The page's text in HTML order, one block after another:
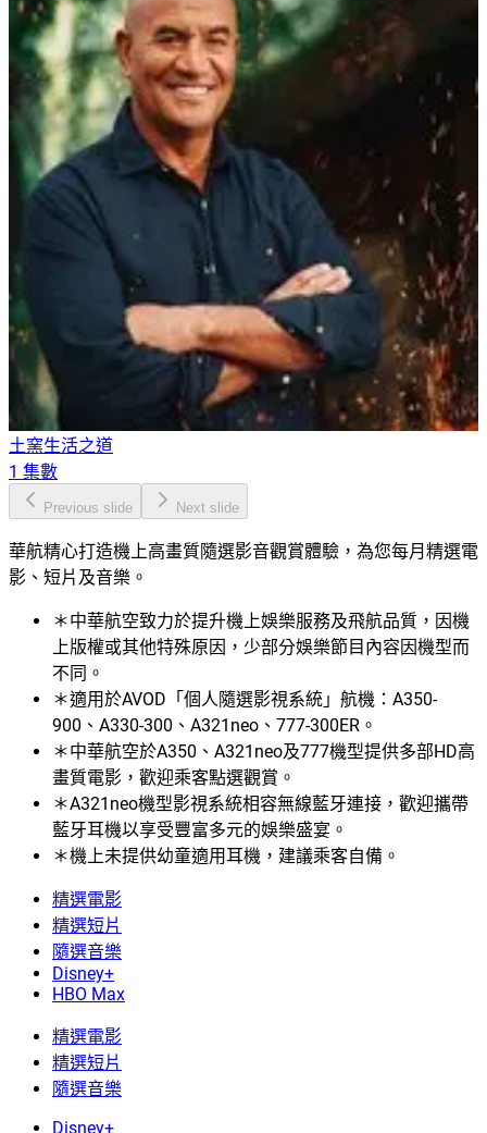
土窯生活之道
1 集數
Previous slide Next slide
華航精心打造機上高畫質隨選影音觀賞體驗，為您每月精選電
影、短片及音樂。
＊中華航空致力於提升機上娛樂服務及飛航品質，因機
上版權或其他特殊原因，少部分娛樂節目內容因機型而
不同。
＊適用於AVOD「個人隨選影視系統」航機：A350-
900、A330-300、A321neo、777-300ER。
＊中華航空於A350、A321neo及777機型提供多部HD高
畫質電影，歡迎乘客點選觀賞。
＊A321neo機型影視系統相容無線藍牙連接，歡迎攜帶
藍牙耳機以享受豐富多元的娛樂盛宴。
＊機上未提供幼童適用耳機，建議乘客自備。
精選電影
精選短片
隨選音樂
Disney+
HBO Max
精選電影
精選短片
隨選音樂
Disney+